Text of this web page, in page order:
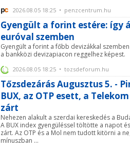
2026.08.05 18:25 • penzcentrum.hu
Gyengült a forint estére: így
euróval szemben
Gyengült a forint a főbb devizákkal
a bankközi devizapiacon reggelhez képest.
2026.08.05 18:25 • tozsdeforum.hu
Tőzsdezárás Augusztus 5. -
BUX, az OTP esett, a
zárt
Nehezen alakult a szerdai kereskedés a
A BUX index gyengüléssel töltötte a napot
zárt. Az OTP és a Mol nem tudott kitörni a
mínuszban ...